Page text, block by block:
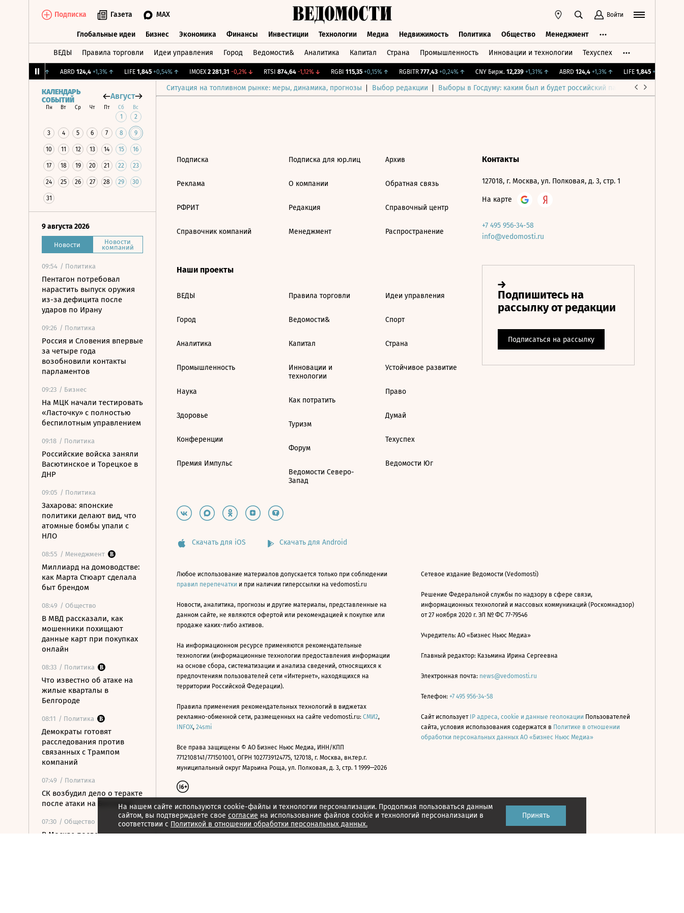
Подписка Газета MAX Войти
Глобальные идеи Бизнес Экономика Финансы Инвестиции Технологии Медиа Недвижимость Политика Общество Менеджмент
ВЕДЫ Правила торговли Идеи управления Город Ведомости& Аналитика Капитал Страна Промышленность Инновации и технологии Техуспех
ABRD 124,4 +1,3%↑ LIFE 1,845 +0,54%↑ IMOEX 2 281,31 -0,2%↓ RTSI 874,64 -1,12%↓ RGBI 115,35 +0,15%↑ RGBITR 777,43 +0,24%↑ CNY Бирж. 12,239 +1,31%↑ ABRD 124,4 +1,3%↑ LIFE 1,845 +0,54%
Ситуация на топливном рынке: меры, динамика, прогнозы Выбор редакции Выборы в Госдуму: каким был и будет российский парламент
КАЛЕНДАРЬ
СОБЫТИЙ
Август
Пн Вт Ср Чт Пт Сб Вс
1 2
3 4 5 6 7 8 9
10 11 12 13 14 15 16
17 18 19 20 21 22 23
24 25 26 27 28 29 30
31
9 августа 2026
Новости Новости
компаний
09:54 / Политика
Пентагон потребовал
нарастить выпуск оружия
из-за дефицита после
ударов по Ирану
09:26 / Политика
Россия и Словения впервые
за четыре года
возобновили контакты
парламентов
09:23 / Бизнес
На МЦК начали тестировать
«Ласточку» с полностью
беспилотным управлением
09:18 / Политика
Российские войска заняли
Васютинское и Торецкое в
ДНР
09:05 / Политика
Захарова: японские
политики делают вид, что
атомные бомбы упали с
НЛО
08:55 / Менеджмент
Миллиард на домоводстве:
как Марта Стюарт сделала
быт брендом
08:49 / Общество
В МВД рассказали, как
мошенники похищают
данные карт при покупках
онлайн
08:33 / Политика
Что известно об атаке на
жилые кварталы в
Белгороде
08:11 / Политика
Демократы готовят
расследования против
связанных с Трампом
компаний
07:49 / Политика
СК возбудил дело о теракте
после атаки на Белгород
07:30 / Общество
В Москве после
На нашем сайте используются cookie-файлы и технологии персонализации. Продолжая пользоваться данным
сайтом, вы подтверждаете свое согласие на использование файлов cookie и технологий персонализации в
соответствии с Политикой в отношении обработки персональных данных.
Принять
Подписка
Реклама
РФРИТ
Справочник компаний
Подписка для юр.лиц
О компании
Редакция
Менеджмент
Архив
Обратная связь
Справочный центр
Распространение
Наши проекты
ВЕДЫ
Город
Аналитика
Промышленность
Наука
Здоровье
Конференции
Премия Импульс
Правила торговли
Ведомости&
Капитал
Инновации и
технологии
Как потратить
Туризм
Форум
Ведомости Северо-
Запад
Идеи управления
Спорт
Страна
Устойчивое развитие
Право
Думай
Техуспех
Ведомости Юг
Контакты
127018, г. Москва, ул. Полковая, д. 3, стр. 1
На карте
+7 495 956-34-58
info@vedomosti.ru
Скачать для iOS Скачать для Android
Любое использование материалов допускается только при соблюдении
правил перепечатки и при наличии гиперссылки на vedomosti.ru
Новости, аналитика, прогнозы и другие материалы, представленные на
данном сайте, не являются офертой или рекомендацией к покупке или
продаже каких-либо активов.
На информационном ресурсе применяются рекомендательные
технологии (информационные технологии предоставления информации
на основе сбора, систематизации и анализа сведений, относящихся к
предпочтениям пользователей сети «Интернет», находящихся на
территории Российской Федерации).
Правила применения рекомендательных технологий в виджетах
рекламно-обменной сети, размещенных на сайте vedomosti.ru: СМИ2,
INFOX, 24smi
Все права защищены © АО Бизнес Ньюс Медиа, ИНН/КПП
7712108141/771501001, ОГРН 1027739124775, 127018, г. Москва, вн.тер.г.
муниципальный округ Марьина Роща, ул. Полковая, д. 3, стр. 1 1999—2026
Сетевое издание Ведомости (Vedomosti)
Решение Федеральной службы по надзору в сфере связи,
информационных технологий и массовых коммуникаций (Роскомнадзор)
от 27 ноября 2020 г. ЭЛ № ФС 77-79546
Учредитель: АО «Бизнес Ньюс Медиа»
Главный редактор: Казьмина Ирина Сергеевна
Электронная почта: news@vedomosti.ru
Телефон: +7 495 956-34-58
Сайт использует IP адреса, cookie и данные геолокации Пользователей
сайта, условия использования содержатся в Политике в отношении
обработки персональных данных АО «Бизнес Ньюс Медиа»